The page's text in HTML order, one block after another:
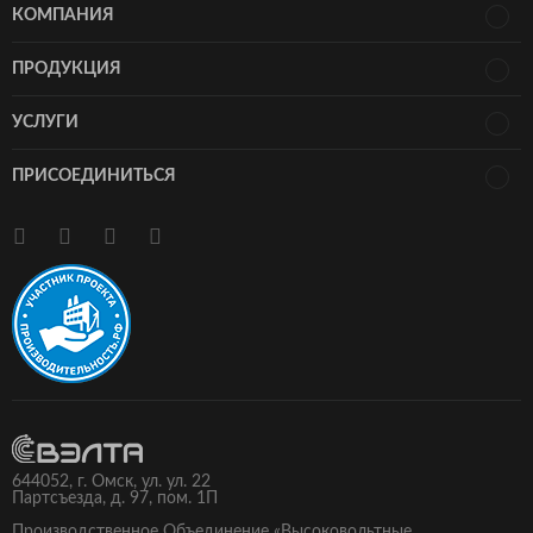
КОМПАНИЯ
ПРОДУКЦИЯ
УСЛУГИ
ПРИСОЕДИНИТЬСЯ
644052, г. Омск, ул. ул. 22
Партсъезда, д. 97, пом. 1П